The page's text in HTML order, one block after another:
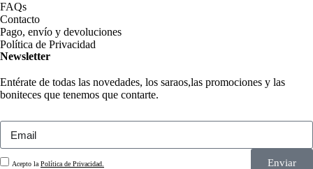
FAQs
Contacto
Pago, envío y devoluciones
Política de Privacidad
Newsletter
Entérate de todas las novedades, los saraos,las promociones y las
boniteces que tenemos que contarte.
Acepto laPolítica de Privacidad. Enviar